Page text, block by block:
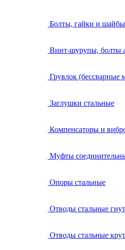
Болты, гайки и шайбы
Винт-шурупы, болты
Грувлок (бессварные
Заглушки стальные
Компенсаторы и
Муфты
Опоры стальные
Отводы стальные
Отводы стальные